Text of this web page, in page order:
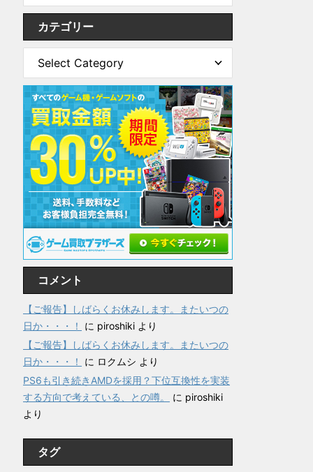
カテゴリー
コメント
【ご報告】しばらくお休みします。またいつの
日か・・・！
に piroshiki より
【ご報告】しばらくお休みします。またいつの
日か・・・！
に ロクムシ より
PS6も引き続きAMDを採用？下位互換性を実装
する方向で考えている、との噂。
に piroshiki
より
タグ